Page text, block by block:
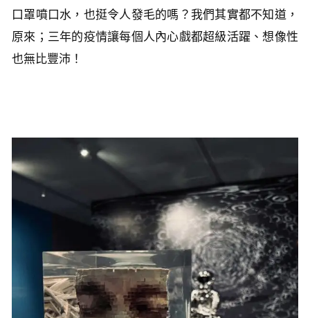
口罩噴口水，也挺令人發毛的嗎？我們其實都不知道，
原來；三年的疫情讓每個人內心戲都超級活躍、想像性
也無比豐沛！